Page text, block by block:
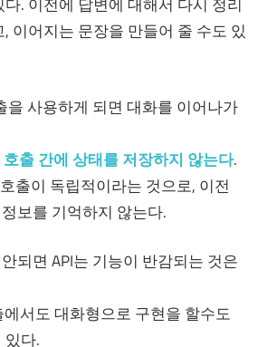
이어지는 문장을 만들어 줄 수도 있
을 사용하게 되면 대화를 이어나가
호출 간에 상태를 저장하지 않는다.
출이 독립적이라는 것으로, 이전
보를 기억하지 않는다.
되면 API는 기능이 반감되는 것은
에서도 대화형으로 구현을 할수도
있다.